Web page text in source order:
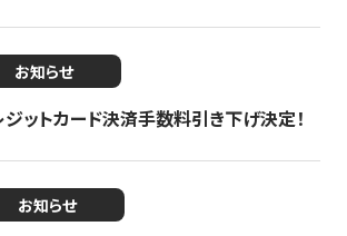
お知らせ
ットカード決済手数料引き下げ決定！
お知らせ